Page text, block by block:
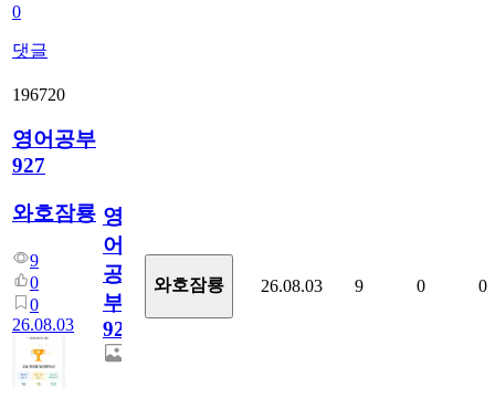
0
댓글
196720
영어공부
927
와호잠룡
9
0
0
26.08.03
영
어
공
부
927
와호잠룡 26.08.03 9 0 0